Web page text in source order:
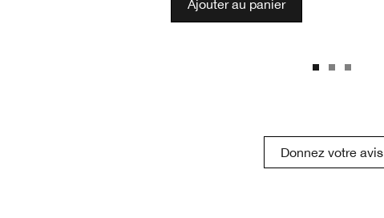
Ajouter au panier
Donnez votre avis